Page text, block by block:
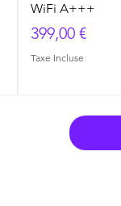
WiFi A+++
Prix
399,00 €
Taxe Incluse